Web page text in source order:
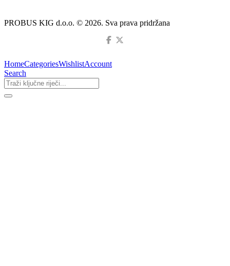
PROBUS KIG d.o.o. © 2026. Sva prava pridržana
HomeCategoriesWishlistAccount
Search